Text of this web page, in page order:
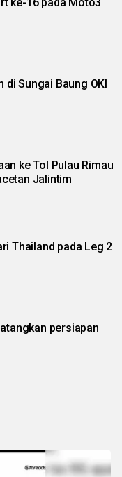
di Sungai Baung OKI
ke Tol Pulau Rimau
Jalintim
Thailand pada Leg 2
persiapan